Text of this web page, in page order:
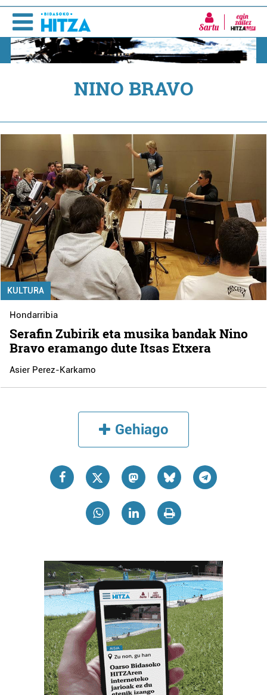
Sartu
NINO BRAVO
KULTURA
Hondarribia
Serafin Zubirik eta musika bandak Nino
Bravo eramango dute Itsas Etxera
Asier Perez-Karkamo
Gehiago